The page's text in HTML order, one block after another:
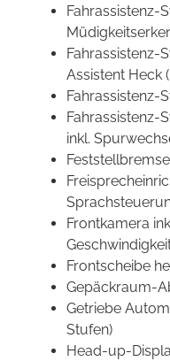
Fahrassistenz-
Fahrassistenz-
Assistent Heck
Fahrassistenz-
Fahrassistenz-
inkl.
Frontkamera
Frontscheibe
Gepäckraum-
Getriebe
Stufen)
Head-up-